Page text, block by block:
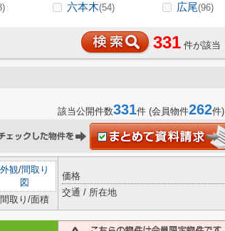
六本木(54) 広尾(96)
331 件が該当
該当公開件数331件 (会員物件262件)
外観/間取り
図
間取り/面積
価格
交通 / 所在地